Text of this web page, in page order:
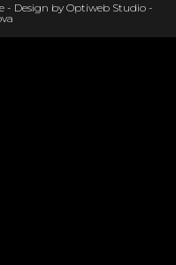
- Design by Optiweb Studio -